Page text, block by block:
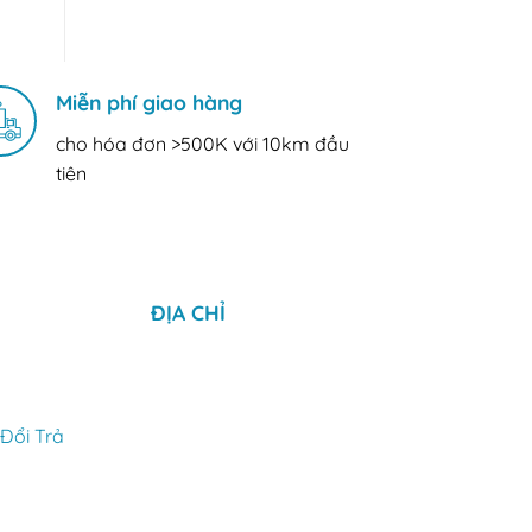
Miễn phí giao hàng
cho hóa đơn >500K với 10km đầu
tiên
Trả
ĐỊA CHỈ